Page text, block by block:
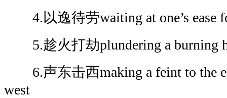
4.以逸待劳waiting at one’s ease
5.趁火打劫plundering a burning
6.声东击西making a feint to the
west